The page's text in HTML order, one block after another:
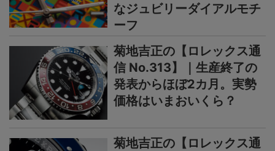
なジュビリーダイアルモチ
ーフ
菊地吉正の【ロレックス通
信 No.313】｜生産終了の
発表からほぼ2カ月。実勢
価格はいまおいくら？
菊地吉正の【ロレックス通